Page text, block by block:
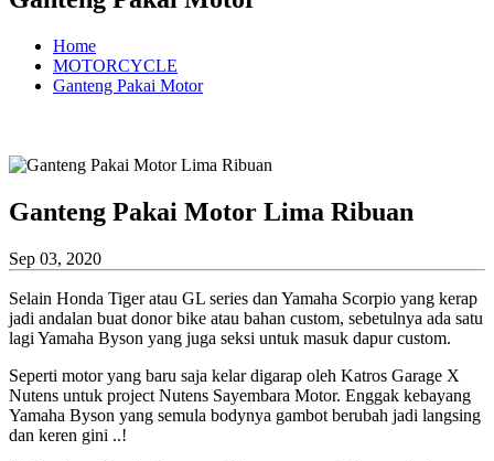
Home
MOTORCYCLE
Ganteng Pakai Motor
Ganteng Pakai Motor Lima Ribuan
Sep 03, 2020
Selain Honda Tiger atau GL series dan Yamaha Scorpio yang kerap
jadi andalan buat donor bike atau bahan custom, sebetulnya ada satu
lagi Yamaha Byson yang juga seksi untuk masuk dapur custom.
Seperti motor yang baru saja kelar digarap oleh Katros Garage X
Nutens untuk project Nutens Sayembara Motor. Enggak kebayang
Yamaha Byson yang semula bodynya gambot berubah jadi langsing
dan keren gini ..!